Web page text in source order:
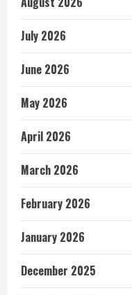
July 2026
June 2026
May 2026
April 2026
March 2026
February 2026
January 2026
December 2025